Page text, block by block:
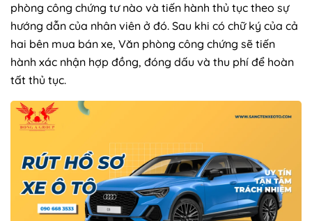
phòng công chứng tư nào và tiến hành thủ tục theo sự
hướng dẫn của nhân viên ở đó. Sau khi có chữ ký của cả
hai bên mua bán xe, Văn phòng công chứng sẽ tiến
hành xác nhận hợp đồng, đóng dấu và thu phí để hoàn
tất thủ tục.